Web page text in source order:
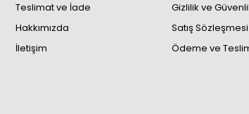
Teslimat ve İade
Hakkımızda
İletişim
Gizlilik ve
Satış Sözleşmesi
Ödeme ve